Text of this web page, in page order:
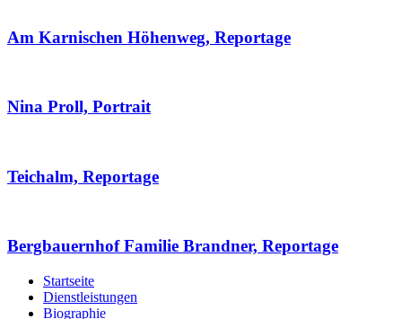
Am Karnischen Höhenweg, Reportage
Nina Proll, Portrait
Teichalm, Reportage
Bergbauernhof Familie Brandner, Reportage
Startseite
Dienstleistungen
Biographie